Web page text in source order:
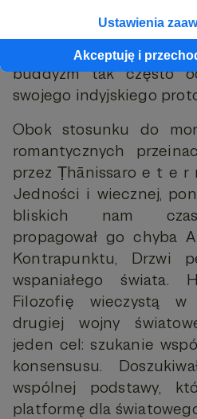
Ustawienia
Akceptuję i
Fundamentem
mają konsekwencje.
buddyzm tak często
swojego indyjskiego
Obok stosunku do
romantycznych
przez Ṭhānissaro e t e
Jedności i wiecznej,
bliskich nam
propagował go chyba
Kontrapunktu, Drzwi
wspaniałego świata.
Filozofię wieczystą
drugiej wojny
jeden cel: szukanie
konsensusu.
wspólnej podstawy,
platformę dla